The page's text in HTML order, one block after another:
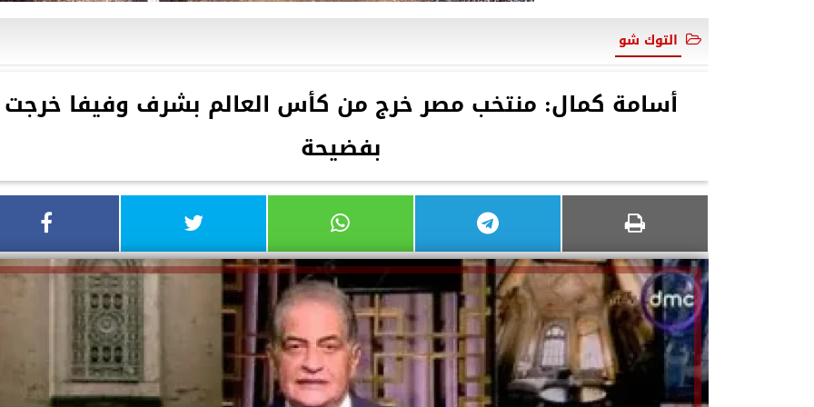
التوك شو
أسامة كمال: منتخب مصر خرج من كأس العالم بشرف وفيفا خرجت
بفضيحة